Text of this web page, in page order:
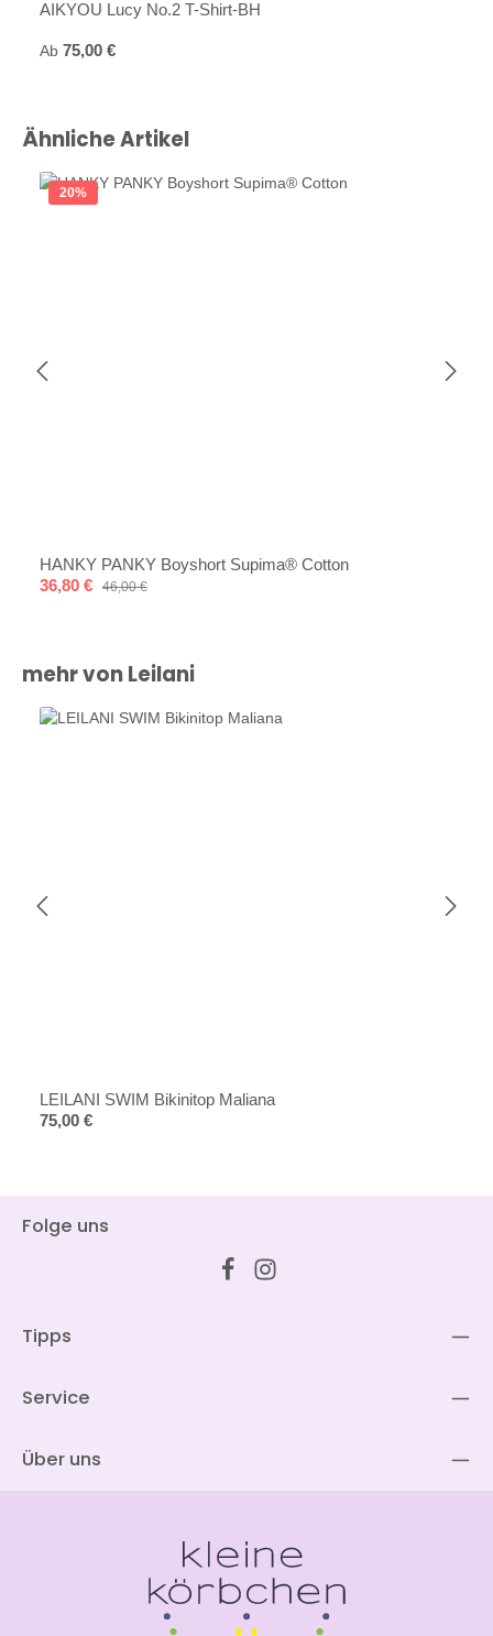
AIKYOU Lucy No.2 T-Shirt-BH
Regulärer Preis:
Ab 75,00 €
Produktgalerie überspringen
Ähnliche Artikel
20%
HANKY PANKY Boyshort Supima® Cotton
Verkaufspreis:
36,80 € Regulärer Preis:
46,00 €
Produktgalerie überspringen
mehr von Leilani
LEILANI SWIM Bikinitop Maliana
Regulärer Preis:
75,00 €
Folge uns
Tipps
Service
Über uns